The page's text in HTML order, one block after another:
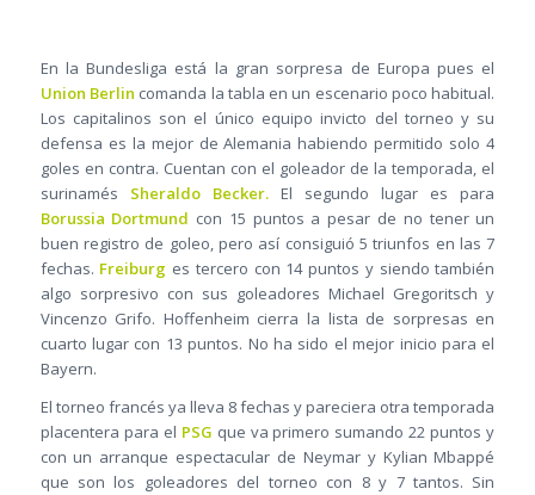
En la Bundesliga está la gran sorpresa de Europa pues el
Union Berlin comanda la tabla en un escenario poco habitual.
Los capitalinos son el único equipo invicto del torneo y su
defensa es la mejor de Alemania habiendo permitido solo 4
goles en contra. Cuentan con el goleador de la temporada, el
surinamés Sheraldo Becker.El segundo lugar es para
Borussia Dortmund con 15 puntos a pesar de no tener un
buen registro de goleo, pero así consiguió 5 triunfos en las 7
fechas. Freiburg es tercero con 14 puntos y siendo también
algo sorpresivo con sus goleadores Michael Gregoritsch y
Vincenzo Grifo. Hoffenheim cierra la lista de sorpresas en
cuarto lugar con 13 puntos. No ha sido el mejor inicio para el
Bayern.
El torneo francés ya lleva 8 fechas y pareciera otra temporada
placentera para el PSG que va primero sumando 22 puntos y
con un arranque espectacular de Neymar y Kylian Mbappé
que son los goleadores del torneo con 8 y 7 tantos. Sin